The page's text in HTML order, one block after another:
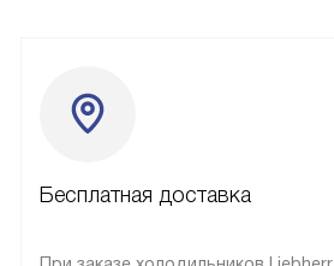
Бесплатная доставка